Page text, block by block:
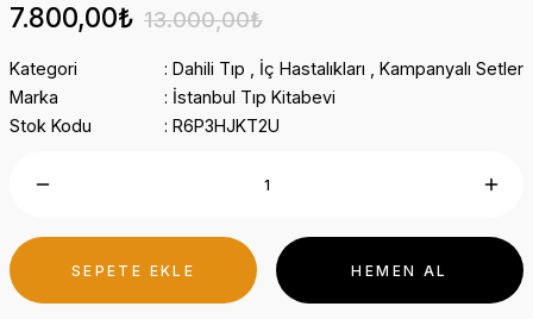
7.800,00₺ 13.000,00₺
Kategori Dahili Tıp İç Hastalıkları
Kampanyalı Setler
Marka
İstanbul Tıp Kitabevi
Stok Kodu
R6P3HJKT2U
SEPETE EKLE HEMEN AL